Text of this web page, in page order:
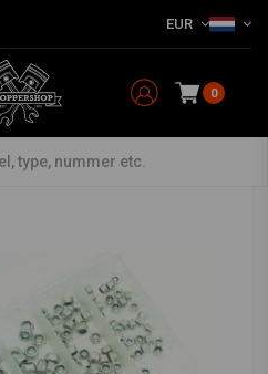
EUR
0
Borgmoeren set DIN 985 - 150 stuks
- 150 stuks